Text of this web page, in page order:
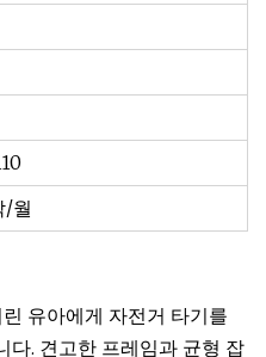
/월
유아에게 자전거 타기를
다. 견고한 프레임과 균형 잡